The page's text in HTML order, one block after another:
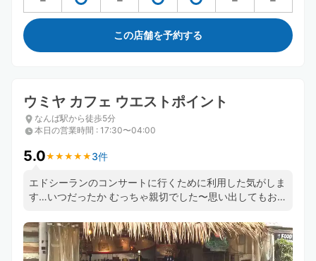
この店舗を予約する
ウミヤ カフェ ウエストポイント
なんば駅から徒歩5分
本日の営業時間 : 17:30〜04:00
5.0★ ★ ★ ★ ★
★ ★ ★ ★ ★ 3件
エドシーランのコンサートに行くために利用した気がしま
す…いつだったか むっちゃ親切でした〜思い出してもお店